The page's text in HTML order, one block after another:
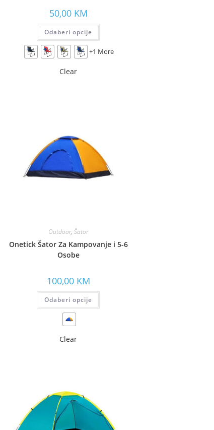
50,00 KM
Odaberi opcije
+1 More
Clear
Outdoor, Šator
Onetick Šator Za Kampovanje i 5-6
Osobe
100,00 KM
Odaberi opcije
Clear